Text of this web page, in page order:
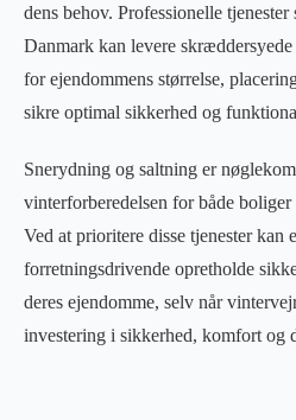
dens behov. Professionelle
Danmark kan levere
for ejendommens størrelse,
sikre optimal sikkerhed og
Snerydning og saltning er
vinterforberedelsen for både
Ved at prioritere disse tjenester kan
forretningsdrivende opretholde
deres ejendomme, selv når
investering i sikkerhed, komfort og